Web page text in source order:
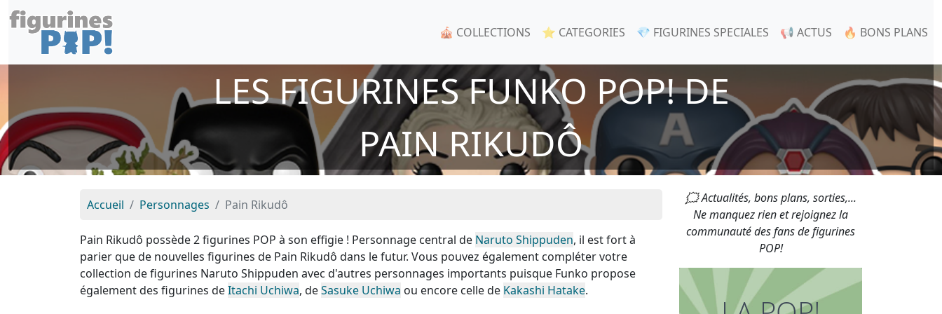
🎪 COLLECTIONS ⭐ CATEGORIES 💎 FIGURINES SPECIALES 📢 ACTUS 🔥 BONS PLANS
LES FIGURINES FUNKO POP! DE
PAIN RIKUDÔ
Accueil Personnages Pain Rikudô
Pain Rikudô possède 2 figurines POP à son effigie ! Personnage central de Naruto Shippuden, il est fort à
parier que de nouvelles figurines de Pain Rikudô dans le futur. Vous pouvez également compléter votre
collection de figurines Naruto Shippuden avec d'autres personnages importants puisque Funko propose
également des figurines deItachi Uchiwa, deSasuke Uchiwa ou encore celle de Kakashi Hatake.
🗯 Actualités, bons plans, sorties,...
Ne manquez rien et rejoignez la
communauté des fans de figurines
POP!